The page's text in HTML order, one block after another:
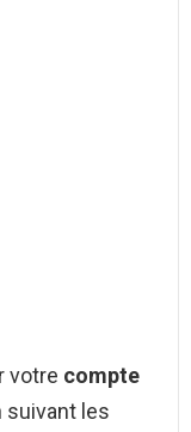
votre compte
suivant les